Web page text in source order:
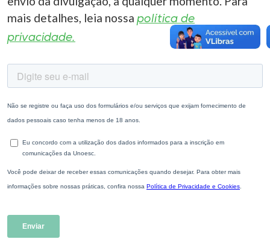
mais detalhes, leia nossa política de
privacidade.